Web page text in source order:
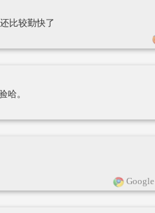
比较勤快了
哈。